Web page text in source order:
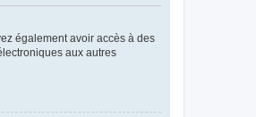
également avoir accès à des
aux autres